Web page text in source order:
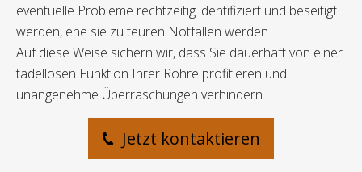
eventuelle Probleme rechtzeitig identifiziert und beseitigt
werden, ehe sie zu teuren Notfällen werden.
Auf diese Weise sichern wir, dass Sie dauerhaft von einer
tadellosen Funktion Ihrer Rohre profitieren und
unangenehme Überraschungen verhindern.
Jetzt kontaktieren